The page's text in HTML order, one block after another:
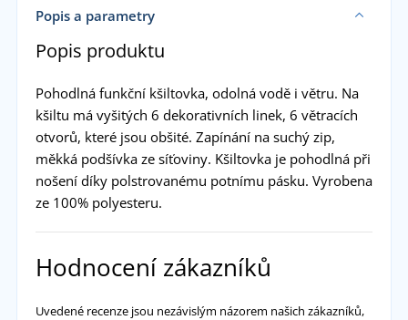
Popis a parametry
Popis produktu
Pohodlná funkční kšiltovka, odolná vodě i větru. Na
kšiltu má vyšitých 6 dekorativních linek, 6 větracích
otvorů, které jsou obšité. Zapínání na suchý zip,
měkká podšívka ze síťoviny. Kšiltovka je pohodlná při
nošení díky polstrovanému potnímu pásku. Vyrobena
ze 100% polyesteru.
Hodnocení zákazníků
Uvedené recenze jsou nezávislým názorem našich zákazníků,